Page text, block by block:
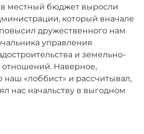
в местный бюджет выросли
который вначале
дружественного нам
управления
и земельно-
Наверное,
наш «лоббист» и рассчитывал,
нас начальству в выгодном